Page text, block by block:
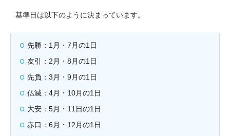
基準日は以下のように決まっています。
先勝：1月・7月の1日
友引：2月・8月の1日
先負：3月・9月の1日
仏滅：4月・10月の1日
大安：5月・11日の1日
赤口：6月・12月の1日